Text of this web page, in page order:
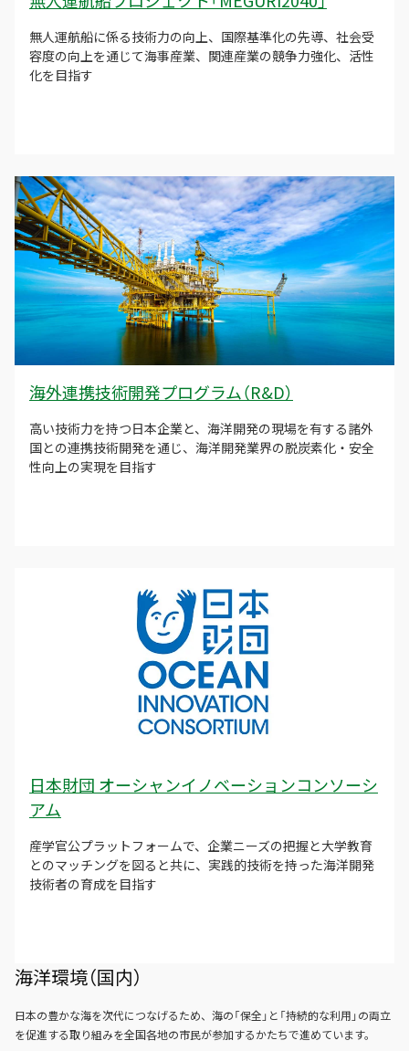
無人運航船に係る技術力の向上、国際基準化の先導、社会受
容度の向上を通じて海事産業、関連産業の競争力強化、活性
化を目指す
海外連携技術開発プログラム（R&D）
高い技術力を持つ日本企業と、海洋開発の現場を有する諸外
国との連携技術開発を通じ、海洋開発業界の脱炭素化・安全
性向上の実現を目指す
日本財団 オーシャンイノベーションコンソーシ
アム
産学官公プラットフォームで、企業ニーズの把握と大学教育
とのマッチングを図ると共に、実践的技術を持った海洋開発
技術者の育成を目指す
海洋環境（国内）
日本の豊かな海を次代につなげるため、海の「保全」と「持続的な利用」の両立
を促進する取り組みを全国各地の市民が参加するかたちで進めています。